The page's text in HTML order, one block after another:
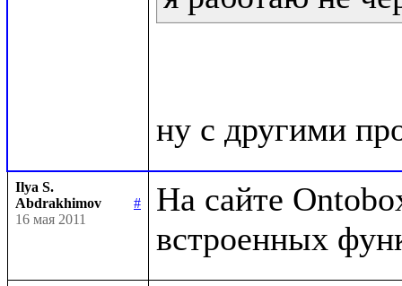
Ilya S.
Abdrakhimov
#
16 мая 2011
На сайте